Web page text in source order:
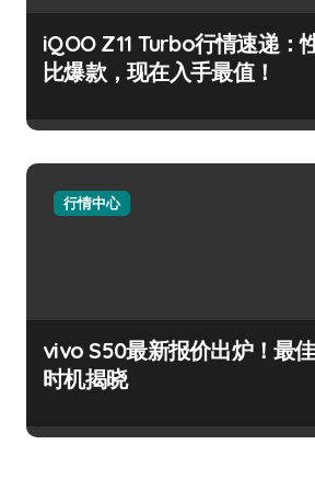
iQOO Z11 Turbo行情速递：
比爆款，现在入手最值！
行情中心
vivo S50最新报价出炉！最
时机揭晓